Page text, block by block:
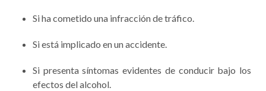
Si ha cometido una infracción de tráfico.
Si está implicado en un accidente.
Si presenta síntomas evidentes de conducir bajo los
efectos del alcohol.